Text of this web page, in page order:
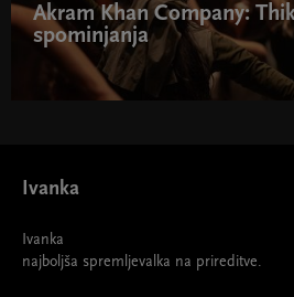
Akram Khan Company:
spominjanja
Ivanka
Ivanka
najboljša spremljevalka na prireditve.